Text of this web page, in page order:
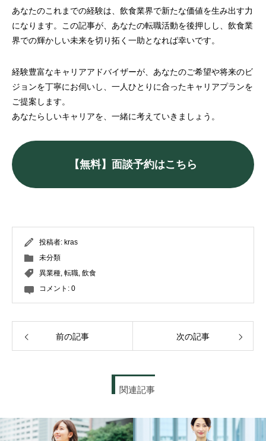
あなたのこれまでの経験は、飲食業界で新たな価値を生み出す力
になります。この記事が、あなたの転職活動を後押しし、飲食業
界での輝かしい未来を切り拓く一助となれば幸いです。
経験豊富なキャリアアドバイザーが、あなたのご希望や将来のビ
ジョンを丁寧にお伺いし、一人ひとりに合ったキャリアプランを
ご提案します。
あなたらしいキャリアを、一緒に考えていきましょう。
【無料】面談予約はこちら
投稿者: kras
未分類
異業種, 転職, 飲食
コメント: 0
前の記事 次の記事
関連記事